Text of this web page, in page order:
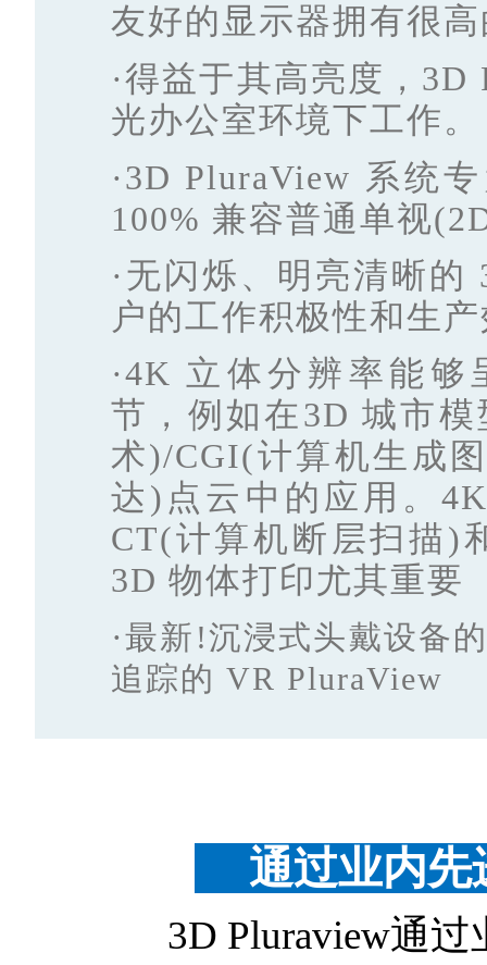
友好的显示器拥有很
·得益于其高亮度，
光办公室环境下工作。
·3D PluraView 系统
100% 兼容普通单视
·无闪烁、明亮清晰
户的工作积极性和生
·4K 立体分辨率能
节，例如在3D 城市
术)/CGI(计算机生成
达)点云中的应用。
CT(计算机断层扫描)
3D 物体打印尤其重要
·最新!沉浸式头戴设备
追踪的 VR PluraView
通过业内
3D Pluraview通